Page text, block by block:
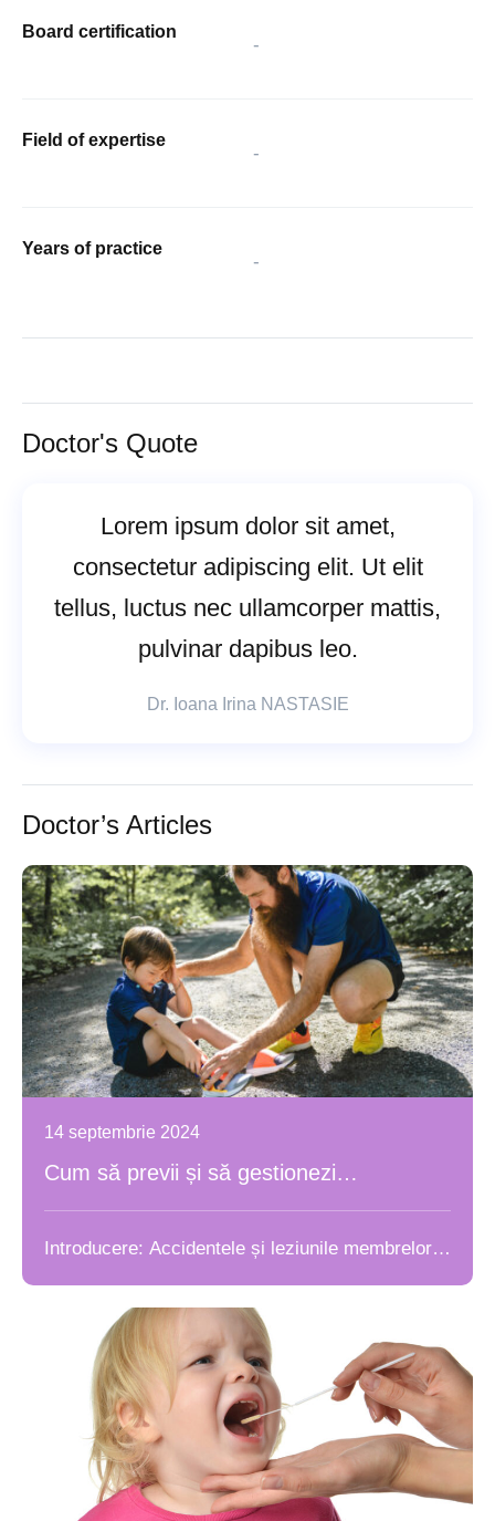
Board certification
-
Field of expertise
-
Years of practice
-
Doctor's Quote
Lorem ipsum dolor sit amet,
consectetur adipiscing elit. Ut elit
tellus, luctus nec ullamcorper mattis,
pulvinar dapibus leo.
Dr. Ioana Irina NASTASIE
Doctor’s Articles
14 septembrie 2024
Cum să previi și să gestionezi
Introducere: Accidentele și leziunile membrelor